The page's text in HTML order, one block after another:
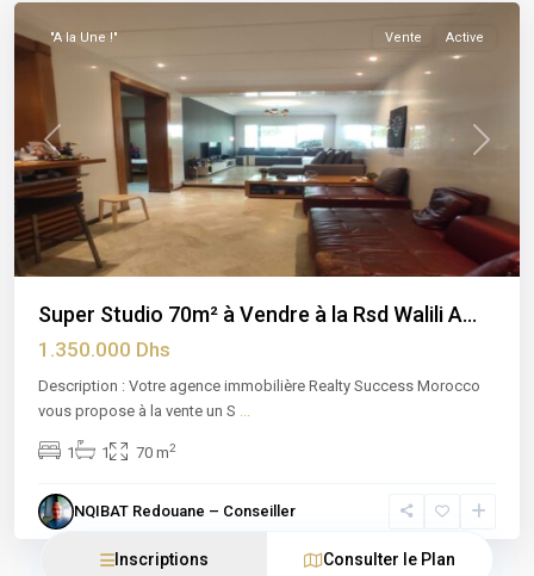
Previous Next
"A la Une !" Vente Active
Super Studio 70m² à Vendre à la Rsd Walili A...
1.350.000 Dhs
Description : Votre agence immobilière Realty Success Morocco
vous propose à la vente un S ...
1 1 70 m2
NQIBAT Redouane – Conseiller
Inscriptions Consulter le Plan